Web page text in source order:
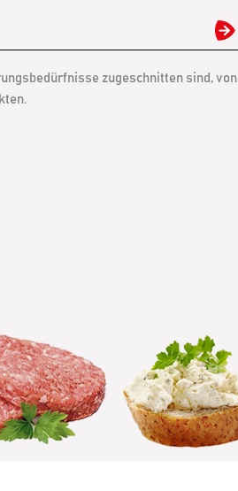
zugeschnitten sind, von